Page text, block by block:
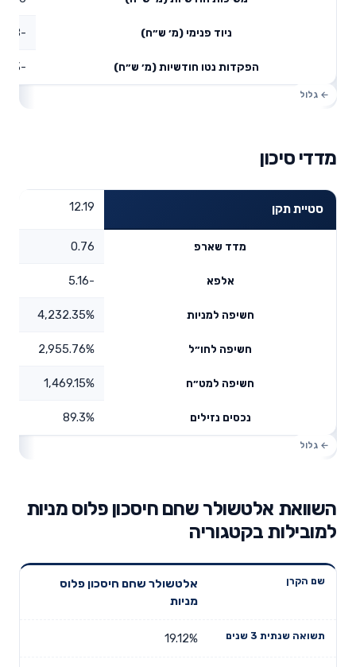
ניוד פנימי (מ׳ ש״ח) -83.48
הפקדות נטו חודשיות (מ׳ ש״ח) -66.3
מדדי סיכון
סטיית תקן 12.19
מדד שארפ 0.76
אלפא -5.16
חשיפה למניות 4,232.35%
חשיפה לחו״ל 2,955.76%
חשיפה למט״ח 1,469.15%
נכסים נזילים 89.3%
השוואת אלטשולר שחם חיסכון פלוס מניות
למובילות בקטגוריה
שנתית 3
תשואה
דמי ניהול
אלטשולר שחם חיסכון פלוס
מניות
19.12%